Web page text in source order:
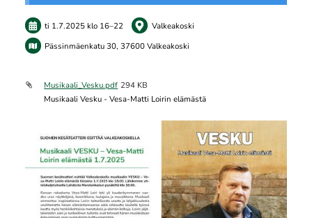
ti 1.7.2025klo 16–22
Valkeakoski
Pässinmäenkatu 30, 37600 Valkeakoski
Musikaali_Vesku.pdf 294 KB
Musikaali Vesku - Vesa-Matti Loirin elämästä